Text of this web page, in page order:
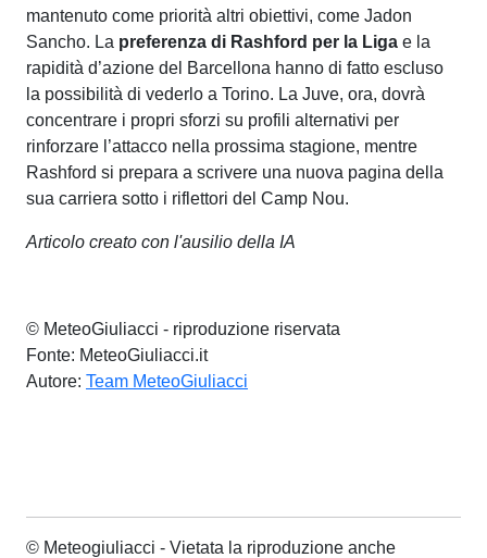
mantenuto come priorità altri obiettivi, come Jadon
Sancho. La preferenza di Rashford per la Liga e la
rapidità d’azione del Barcellona hanno di fatto escluso
la possibilità di vederlo a Torino. La Juve, ora, dovrà
concentrare i propri sforzi su profili alternativi per
rinforzare l’attacco nella prossima stagione, mentre
Rashford si prepara a scrivere una nuova pagina della
sua carriera sotto i riflettori del Camp Nou.
Articolo creato con l'ausilio della IA
© MeteoGiuliacci - riproduzione riservata
Fonte: MeteoGiuliacci.it
Autore: Team MeteoGiuliacci
© Meteogiuliacci - Vietata la riproduzione anche